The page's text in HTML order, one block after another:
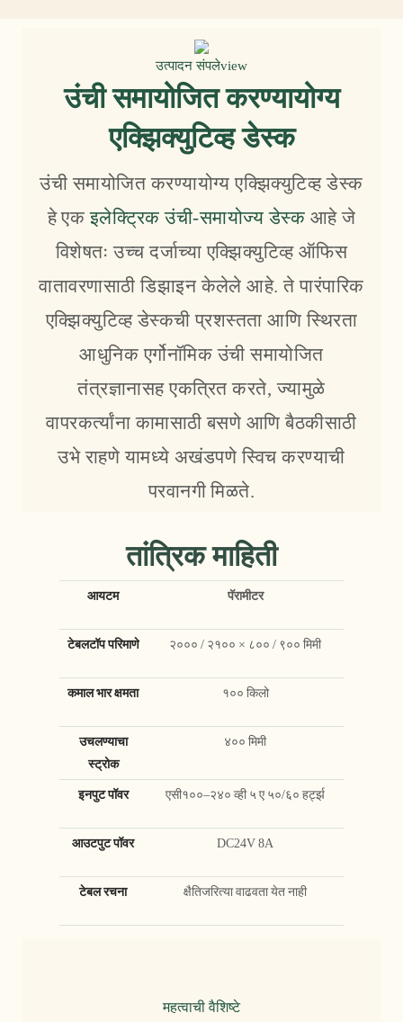
उत्पादन संपलेview
उंची समायोजित करण्यायोग्य
एक्झिक्युटिव्ह डेस्क
उंची समायोजित करण्यायोग्य एक्झिक्युटिव्ह डेस्क
हे एकइलेक्ट्रिक उंची-समायोज्य डेस्क आहे जे
विशेषतः उच्च दर्जाच्या एक्झिक्युटिव्ह ऑफिस
वातावरणासाठी डिझाइन केलेले आहे. ते पारंपारिक
एक्झिक्युटिव्ह डेस्कची प्रशस्तता आणि स्थिरता
आधुनिक एर्गोनॉमिक उंची समायोजित
तंत्रज्ञानासह एकत्रित करते, ज्यामुळे
वापरकर्त्यांना कामासाठी बसणे आणि बैठकीसाठी
उभे राहणे यामध्ये अखंडपणे स्विच करण्याची
परवानगी मिळते.
तांत्रिक माहिती
आयटम पॅरामीटर
टेबलटॉप परिमाणे २००० / २१०० × ८०० / ९०० मिमी
कमाल भार क्षमता १०० किलो
उचलण्याचा
स्ट्रोक
४०० मिमी
इनपुट पॉवर एसी१००–२४० व्ही ५ ए ५०/६० हर्ट्झ
आउटपुट पॉवर DC24V 8A
टेबल रचना क्षैतिजरित्या वाढवता येत नाही
महत्वाची वैशिष्टे